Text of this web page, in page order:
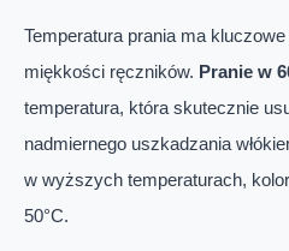
Temperatura prania ma
miękkości ręczników. Pranie w
temperatura, która skutecznie
nadmiernego uszkadzania
w wyższych temperaturach,
50°C.